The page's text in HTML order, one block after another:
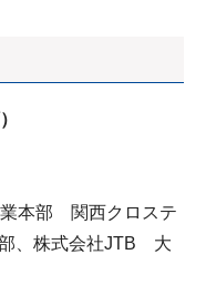
本部 関西クロステ
、株式会社JTB 大